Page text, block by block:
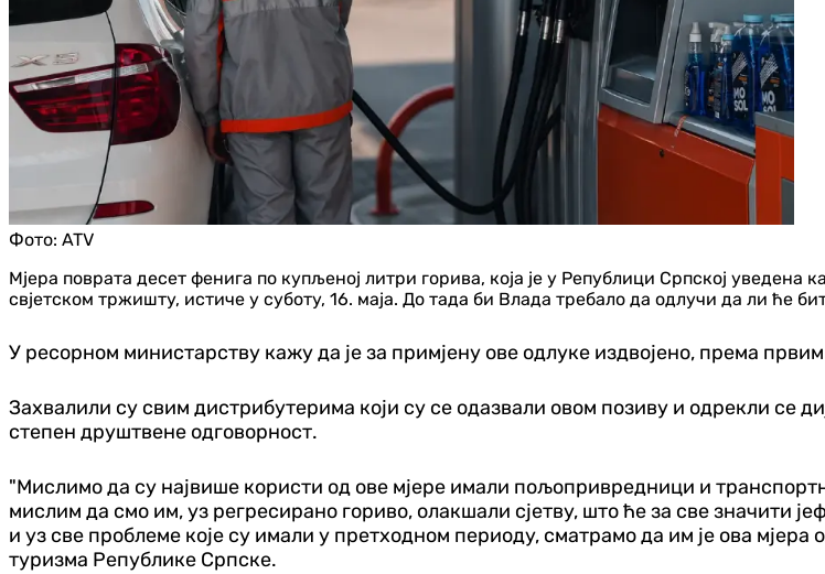
Фото: ATV
Мјера поврата десет фенига по купљеној литри горива, која је у Републици Српској
свјетском тржишту, истиче у суботу, 16. маја. До тада би Влада требало да одлучи да ли ће
У ресорном министарству кажу да је за примјену ове одлуке издвојено, према
Захвалили су свим дистрибутерима који су се одазвали овом позиву и одрекли се
степен друштвене одговорност.
"Мислимо да су највише користи од ове мјере имали пољопривредници и
мислим да смо им, уз регресирано гориво, олакшали сјетву, што ће за све значити
и уз све проблеме које су имали у претходном периоду, сматрамо да им је ова
туризма Републике Српске.